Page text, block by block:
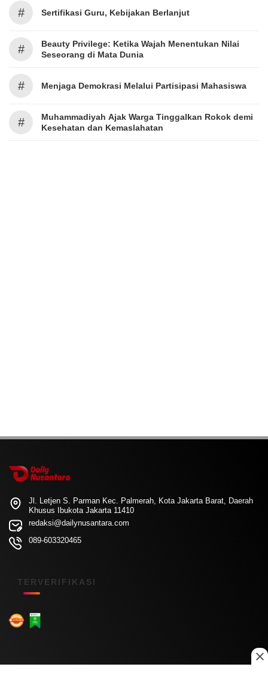
# Sertifikasi Guru, Kebijakan Berlanjut
#
Beauty Privilege: Ketika Wajah Menentukan Nilai
Seseorang di Mata Dunia
# Menjaga Demokrasi Melalui Partisipasi Mahasiswa
#
Muhammadiyah Ajak Warga Tinggalkan Rokok demi
Kesehatan dan Kemaslahatan
Jl. Letjen S. Parman Kec. Palmerah, Kota Jakarta Barat, Daerah
Khusus Ibukota Jakarta 11410
redaksi@dailynusantara.com
089-603320465
TERVERIFIKASI